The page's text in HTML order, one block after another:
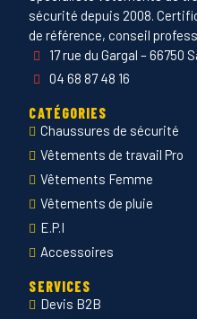
sécurité depuis 2008.
de référence, conseil
17 rue du Gargal – 66750
04 68 87 48 16
CATÉGORIES
Chaussures de sécurité
Vêtements de travail Pro
Vêtements Femme
Vêtements de pluie
E.P.I
Accessoires
SERVICES
Devis B2B